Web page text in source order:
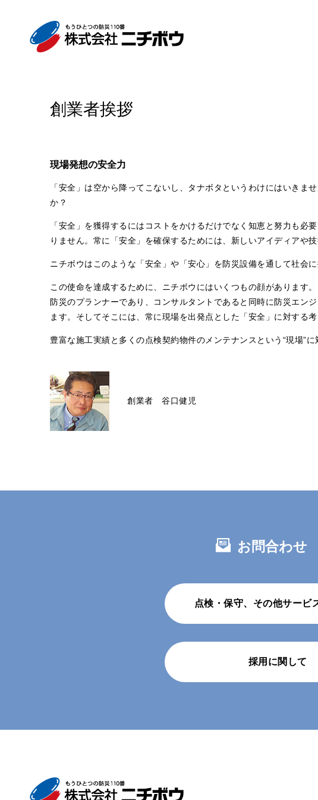
創業者挨拶
現場発想の安全力
「安全」は空から降ってこないし、タナボタというわけにはいき
か？
「安全」を獲得するにはコストをかけるだけでなく知恵と努力も
りません。常に「安全」を確保するためには、新しいアイディアや
ニチボウはこのような「安全」や「安心」を防災設備を通して社会
この使命を達成するために、ニチボウにはいくつもの顔があります。
防災のプランナーであり、コンサルタントであると同時に防災エン
ます。そしてそこには、常に現場を出発点とした「安全」に対する考
豊富な施工実績と多くの点検契約物件のメンテナンスという“現場”
創業者 谷口健児
お問合わせ
点検・保守、その他サービ
採用に関して